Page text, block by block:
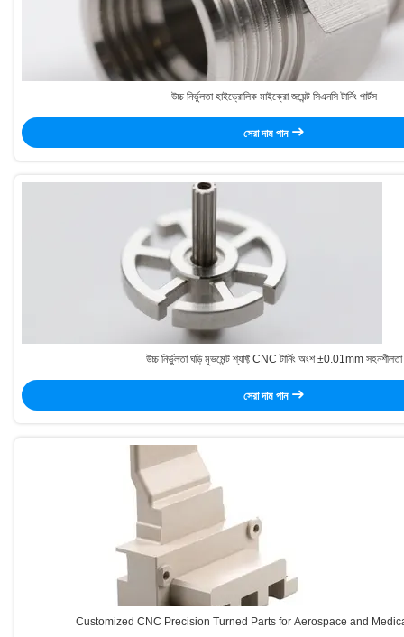
উচ্চ নির্ভুলতা হাইড্রোলিক মাইক্রো জয়েন্ট সিএনসি টার্নিং পার্টস
সেরা দাম পান
উচ্চ নির্ভুলতা ঘড়ি মুভমেন্ট শ্যাফ্ট CNC টার্নিং অংশ ±0.01mm সহনশীলতা
সেরা দাম পান
Customized CNC Precision Turned Parts for Aerospace and